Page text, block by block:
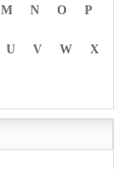
M N O P
U V W X